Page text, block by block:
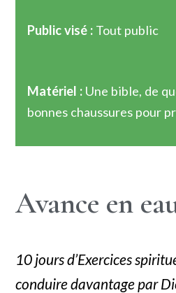
Public visé : Tout public
Matériel : Une bible, de
bonnes chaussures pour
Avance en
10 jours d’Exercices
conduire davantage par